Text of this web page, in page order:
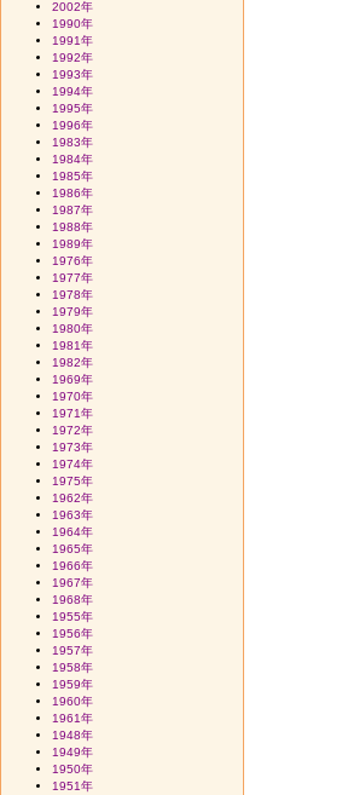
2002年
1990年
1991年
1992年
1993年
1994年
1995年
1996年
1983年
1984年
1985年
1986年
1987年
1988年
1989年
1976年
1977年
1978年
1979年
1980年
1981年
1982年
1969年
1970年
1971年
1972年
1973年
1974年
1975年
1962年
1963年
1964年
1965年
1966年
1967年
1968年
1955年
1956年
1957年
1958年
1959年
1960年
1961年
1948年
1949年
1950年
1951年